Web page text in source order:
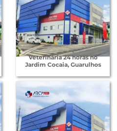
Veterinária 24 horas no
Jardim Cocaia, Guarulhos